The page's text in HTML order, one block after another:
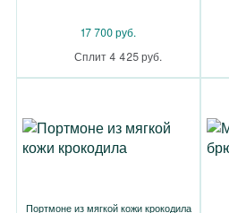
17 700 руб.
Сплит 4 425 руб.
Портмоне из мягкой кожи крокодила